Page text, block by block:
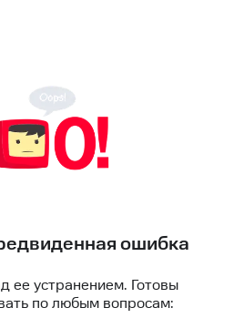
ошибка
ее устранением. Готовы
по любым вопросам: